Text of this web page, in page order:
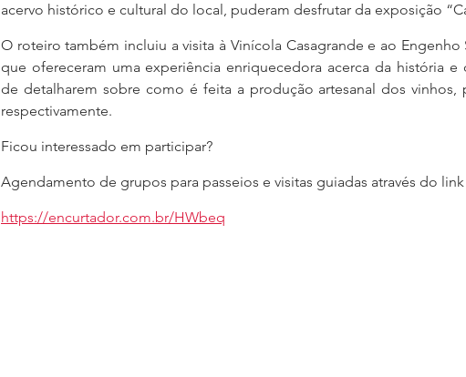
acervo histórico e cultural do local, puderam desfrutar da exposição
O roteiro também incluiu a visita à Vinícola Casagrande e ao Engenho
que ofereceram uma experiência enriquecedora acerca da história
de detalharem sobre como é feita a produção artesanal dos vinhos,
respectivamente.
Ficou interessado em participar?
Agendamento de grupos para passeios e visitas guiadas através do
https://encurtador.com.br/HWbeq